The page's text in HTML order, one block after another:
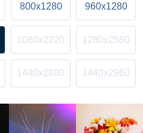
800x1280 960x1280
1080x2220 1280x2560
1440x2880 1440x2960